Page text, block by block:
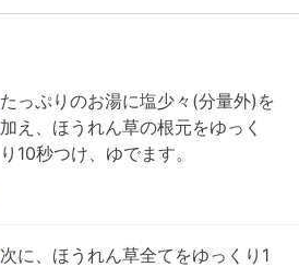
たっぷりのお湯に塩少々(分量外)を
加え、ほうれん草の根元をゆっく
り10秒つけ、ゆでます。
次に、ほうれん草全てをゆっくり1